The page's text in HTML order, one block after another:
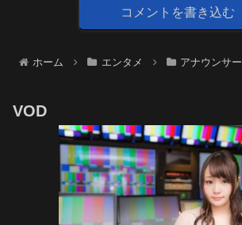
コメントを書き込む
ホーム エンタメ アナウンサー
VOD